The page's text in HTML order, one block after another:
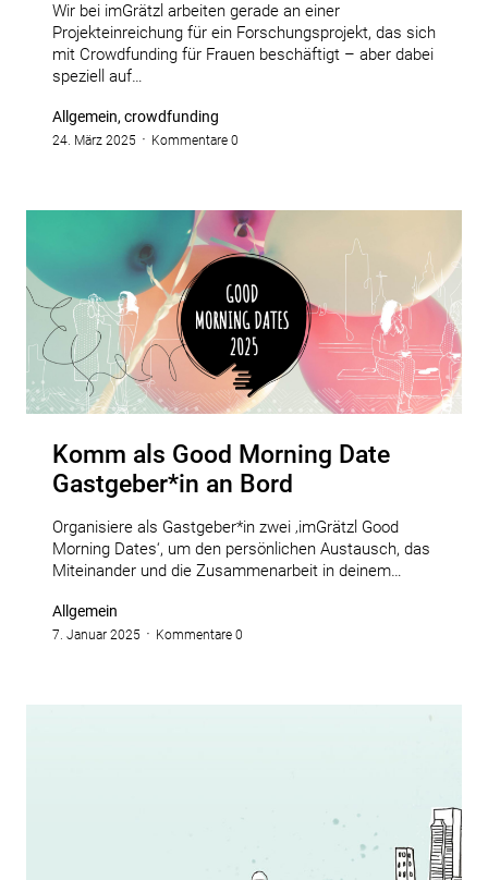
Wir bei imGrätzl arbeiten gerade an einer
Projekteinreichung für ein Forschungsprojekt, das sich
mit Crowdfunding für Frauen beschäftigt – aber dabei
speziell auf…
Allgemein, crowdfunding
24. März 2025 Kommentare 0
Komm als Good Morning Date
Gastgeber*in an Bord
Organisiere als Gastgeber*in zwei ‚imGrätzl Good
Morning Dates‘, um den persönlichen Austausch, das
Miteinander und die Zusammenarbeit in deinem…
Allgemein
7. Januar 2025 Kommentare 0